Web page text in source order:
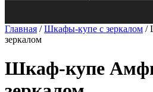
Главная /Шкафы-купе с зеркалом /
зеркалом
Шкаф-купе